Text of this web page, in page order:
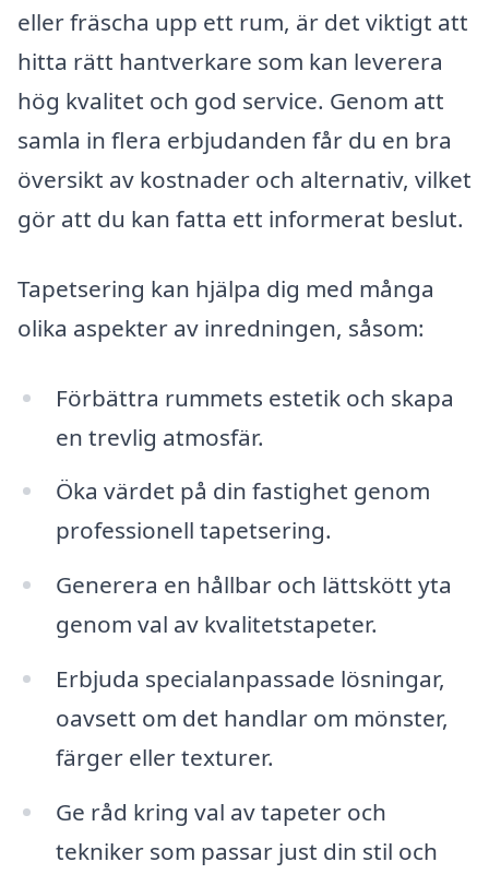
eller fräscha upp ett rum, är det viktigt att
hitta rätt hantverkare som kan leverera
hög kvalitet och god service. Genom att
samla in flera erbjudanden får du en bra
översikt av kostnader och alternativ, vilket
gör att du kan fatta ett informerat beslut.
Tapetsering kan hjälpa dig med många
olika aspekter av inredningen, såsom:
Förbättra rummets estetik och skapa
en trevlig atmosfär.
Öka värdet på din fastighet genom
professionell tapetsering.
Generera en hållbar och lättskött yta
genom val av kvalitetstapeter.
Erbjuda specialanpassade lösningar,
oavsett om det handlar om mönster,
färger eller texturer.
Ge råd kring val av tapeter och
tekniker som passar just din stil och